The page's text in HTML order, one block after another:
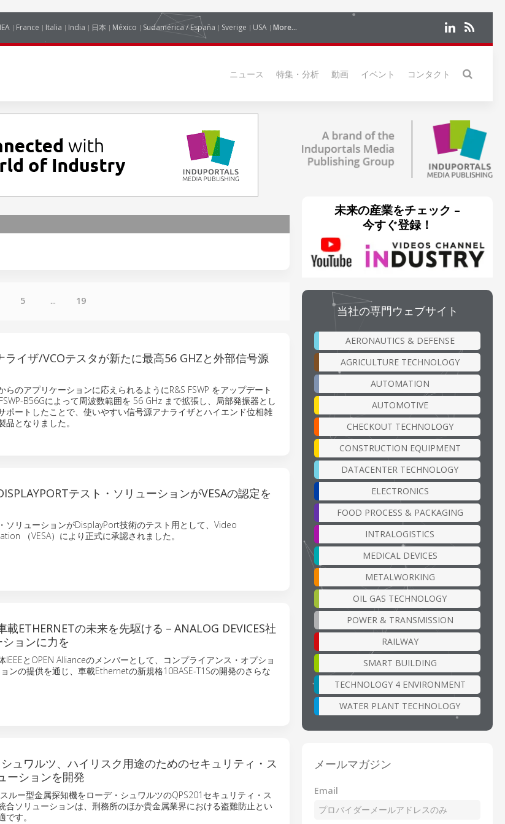
France Italia India 日本 México Sudamérica / España Sverige USA More...
ニュース 特集・分析 動画 イベント コンタクト
5 ... 19
ライザ/VCOテスタが新たに最高56 GHZと外部信号源
らのアプリケーションに応えられるようにR&S FSWP をアップデート
B56Gによって周波数範囲を 56 GHz まで拡張し、局部発振器とし
ポートしたことで、使いやすい信号源アナライザとハイエンド位相雑
となりました。
テスト・ソリューションがVESAの認定を
ソリューションがDisplayPort技術のテスト用として、Video
（VESA）により正式に承認されました。
載ETHERNETの未来を先駆ける－ANALOG DEVICES社
ョンに力を
IEEEとOPEN Allianceのメンバーとして、コンプライアンス・オプショ
ンの提供を通じ、車載Ethernetの新規格10BASE-T1Sの開発のさらな
ュワルツ、ハイリスク用途のためのセキュリティ・ス
ーションを開発
ルー型金属探知機をローデ・シュワルツのQPS201セキュリティ・ス
合ソリューションは、刑務所のほか貴金属業界における盗難防止とい
す。
未来の産業をチェック –
今すぐ登録！
当社の専門ウェブサイト
AERONAUTICS & DEFENSE
AGRICULTURE TECHNOLOGY
AUTOMATION
AUTOMOTIVE
CHECKOUT TECHNOLOGY
CONSTRUCTION EQUIPMENT
DATACENTER TECHNOLOGY
ELECTRONICS
FOOD PROCESS & PACKAGING
INTRALOGISTICS
MEDICAL DEVICES
METALWORKING
OIL GAS TECHNOLOGY
POWER & TRANSMISSION
RAILWAY
SMART BUILDING
TECHNOLOGY 4 ENVIRONMENT
WATER PLANT TECHNOLOGY
メールマガジン
Email